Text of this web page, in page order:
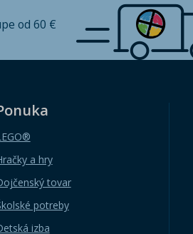
od 60 €
a hry
tovar
potreby
izba